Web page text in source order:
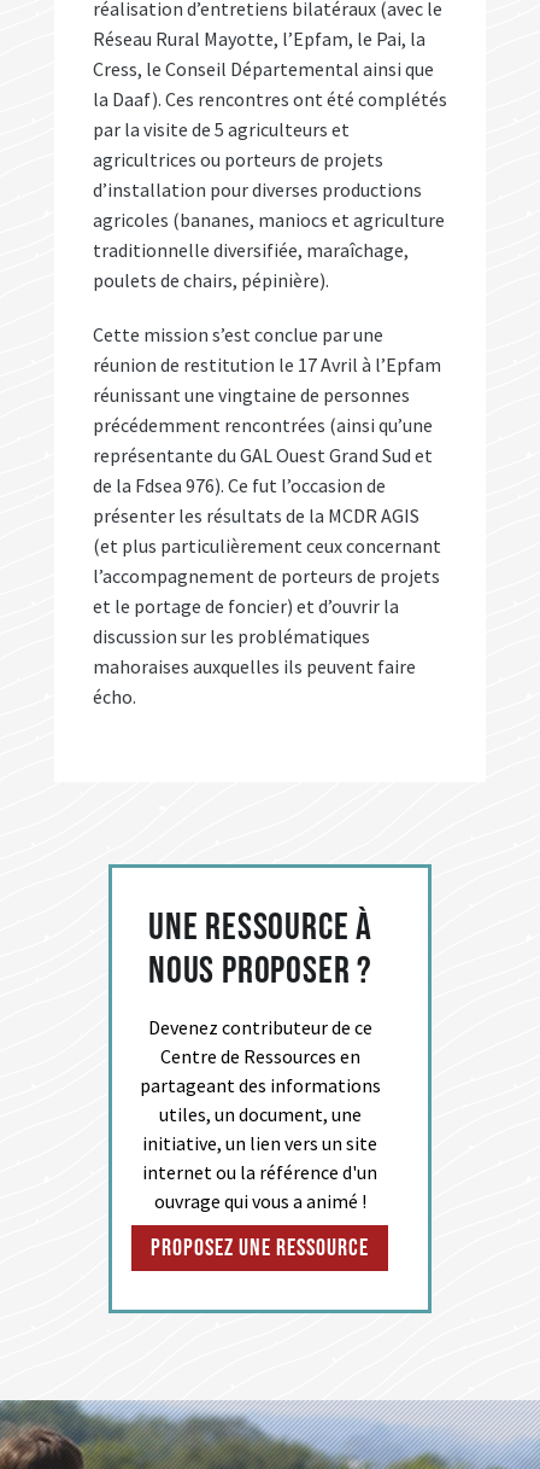
réalisation d’entretiens bilatéraux (avec le
Réseau Rural Mayotte, l’Epfam, le Pai, la
Cress, le Conseil Départemental ainsi que
la Daaf). Ces rencontres ont été complétés
par la visite de 5 agriculteurs et
agricultrices ou porteurs de projets
d’installation pour diverses productions
agricoles (bananes, maniocs et agriculture
traditionnelle diversifiée, maraîchage,
poulets de chairs, pépinière).
Cette mission s’est conclue par une
réunion de restitution le 17 Avril à l’Epfam
réunissant une vingtaine de personnes
précédemment rencontrées (ainsi qu’une
représentante du GAL Ouest Grand Sud et
de la Fdsea 976). Ce fut l’occasion de
présenter les résultats de la MCDR AGIS
(et plus particulièrement ceux concernant
l’accompagnement de porteurs de projets
et le portage de foncier) et d’ouvrir la
discussion sur les problématiques
mahoraises auxquelles ils peuvent faire
écho.
Une ressource à
nous proposer ?
Devenez contributeur de ce
Centre de Ressources en
partageant des informations
utiles, un document, une
initiative, un lien vers un site
internet ou la référence d'un
ouvrage qui vous a animé !
Proposez une ressource